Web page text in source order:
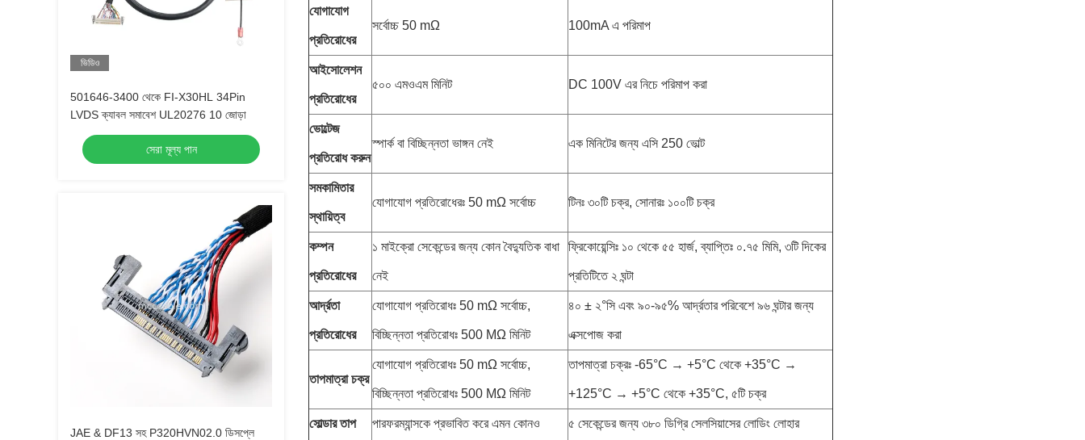
ভিডিও
501646-3400 থেকে FI-X30HL 34Pin
LVDS ক্যাবল সমাবেশ UL20276 10 জোড়া
সেরা মূল্য পান
JAE & DF13 সহ P320HVN02.0 ডিসপ্লে
যোগাযোগ
প্রতিরোধের
সর্বোচ্চ 50 mΩ 100mA এ পরিমাপ
আইসোলেশন
প্রতিরোধের
৫০০ এমওএম মিনিট DC 100V এর নিচে পরিমাপ করা
ভোল্টেজ
প্রতিরোধ করুন
স্পার্ক বা বিচ্ছিন্নতা ভাঙ্গন নেই এক মিনিটের জন্য এসি 250 ভোল্ট
সমকামিতার
স্থায়িত্ব
যোগাযোগ প্রতিরোধেরঃ 50 mΩ সর্বোচ্চ টিনঃ ৩০টি চক্র, সোনারঃ ১০০টি চক্র
কম্পন
প্রতিরোধের
১ মাইক্রো সেকেন্ডের জন্য কোন বৈদ্যুতিক বাধা
নেই
ফ্রিকোয়েন্সিঃ ১০ থেকে ৫৫ হার্জ, ব্যাপ্তিঃ ০.৭৫ মিমি, ৩টি দিকের
প্রতিটিতে ২ ঘন্টা
আর্দ্রতা
প্রতিরোধের
যোগাযোগ প্রতিরোধঃ 50 mΩ সর্বোচ্চ,
বিচ্ছিন্নতা প্রতিরোধঃ 500 MΩ মিনিট
৪০ ± ২°সি এবং ৯০-৯৫% আর্দ্রতার পরিবেশে ৯৬ ঘন্টার জন্য
এক্সপোজ করা
তাপমাত্রা চক্র
যোগাযোগ প্রতিরোধঃ 50 mΩ সর্বোচ্চ,
বিচ্ছিন্নতা প্রতিরোধঃ 500 MΩ মিনিট
তাপমাত্রা চক্রঃ -65°C → +5°C থেকে +35°C →
+125°C → +5°C থেকে +35°C, ৫টি চক্র
সোল্ডার তাপ পারফরম্যান্সকে প্রভাবিত করে এমন কোনও ৫ সেকেন্ডের জন্য ৩৮০ ডিগ্রি সেলসিয়াসের লোডিং লোহার